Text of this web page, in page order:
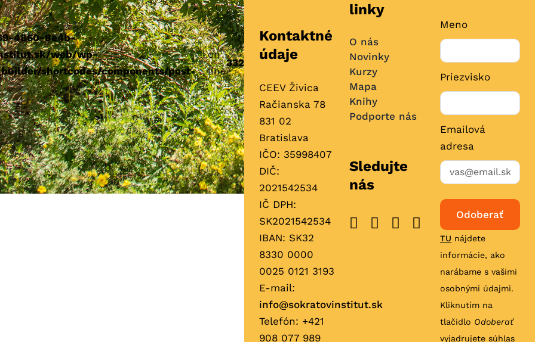
4860-8e4b-
web/wp-
shortcodes/components/post-
on
line
332
Kontaktné
údaje
CEEV Živica
Račianska 78
831 02
Bratislava
IČO: 35998407
DIČ:
2021542534
IČ DPH:
SK2021542534
IBAN: SK32
8330 0000
0025 0121 3193
E-mail:
info@sokratovinstitut.sk
Telefón: +421
908 077 989
linky
O nás
Novinky
Kurzy
Mapa
Knihy
Podporte nás
Sledujte
nás
Meno
Priezvisko
Emailová
adresa
TU nájdete
informácie, ako
narábame s vašimi
osobnými údajmi.
Kliknutím na
tlačidlo Odoberať
vyjadrujete súhlas